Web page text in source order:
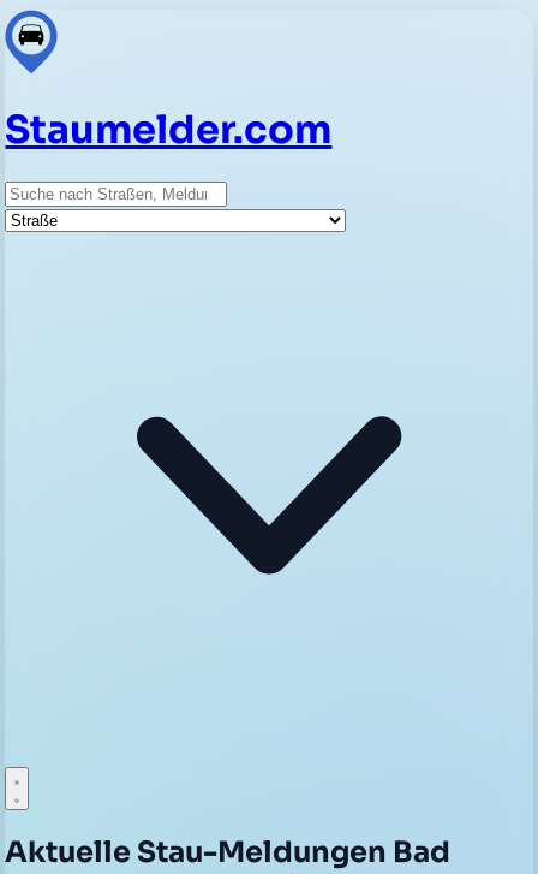
Staumelder.com
Suche
Straße
Aktuelle Stau-Meldungen Bad